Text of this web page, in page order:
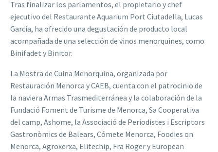
Tras finalizar los parlamentos, el propietario y chef
ejecutivo del Restaurante Aquarium Port Ciutadella, Lucas
García, ha ofrecido una degustación de producto local
acompañada de una selección de vinos menorquines, como
Binifadet y Binitor.
La Mostra de Cuina Menorquina, organizada por
Restauración Menorca y CAEB, cuenta con el patrocinio de
la naviera Armas Trasmediterránea y la colaboración de la
Fundació Foment de Turisme de Menorca, Sa Cooperativa
del camp, Ashome, la Associació de Periodistes i Escriptors
Gastronòmics de Balears, Cómete Menorca, Foodies on
Menorca, Agroxerxa, Elitechip, Fra Roger y European